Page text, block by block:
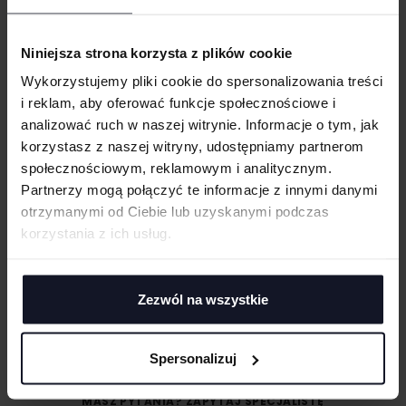
Niniejsza strona korzysta z plików cookie
Wykorzystujemy pliki cookie do spersonalizowania treści
i reklam, aby oferować funkcje społecznościowe i
analizować ruch w naszej witrynie. Informacje o tym, jak
korzystasz z naszej witryny, udostępniamy partnerom
społecznościowym, reklamowym i analitycznym.
Partnerzy mogą połączyć te informacje z innymi danymi
otrzymanymi od Ciebie lub uzyskanymi podczas
korzystania z ich usług.
Zezwól na wszystkie
Spersonalizuj
Panele wykończone lamówką
GRAMATURA I SKŁAD
PRANIE I PIELĘGNACJA
CERTYFIKATY
TECHNIKI ZDOBIENIA
poliestrowymi nićmi za pomocą specjalnych maszyn haftujących. W
wyniku otrzymujemy charakterystyczne, trójwymiarowe wzory.
Sitodruk
Sitodruk to technika znakowania, która wygrywa trwałością i ceną przy
większych seriach. Idealny do koszulek, bluz i odzieży firmowej,
Flex/Flock
UWAGI
MASZ PYTANIA? ZAPYTAJ SPECJALISTĘ